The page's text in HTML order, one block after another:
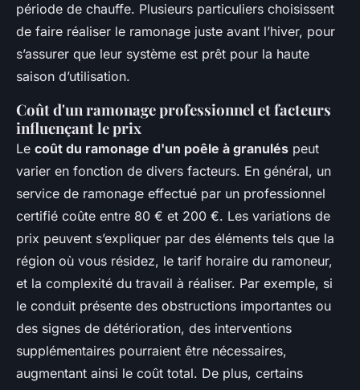
période de chauffe. Plusieurs particuliers choisissent
de faire réaliser le ramonage juste avant l’hiver, pour
s’assurer que leur système est prêt pour la haute
saison d’utilisation.
Coût d'un ramonage professionnel et facteurs
influençant le prix
Le coût du ramonage d'un poêle à granulés peut
varier en fonction de divers facteurs. En général, un
service de ramonage effectué par un professionnel
certifié coûte entre 80 € et 200 €. Les variations de
prix peuvent s’expliquer par des éléments tels que la
région où vous résidez, le tarif horaire du ramoneur,
et la complexité du travail à réaliser. Par exemple, si
le conduit présente des obstructions importantes ou
des signes de détérioration, des interventions
supplémentaires pourraient être nécessaires,
augmentant ainsi le coût total. De plus, certains